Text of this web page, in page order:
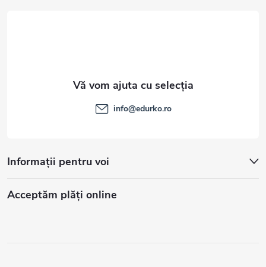
Informații pentru voi
Acceptăm plăţi online
info@edurko.ro